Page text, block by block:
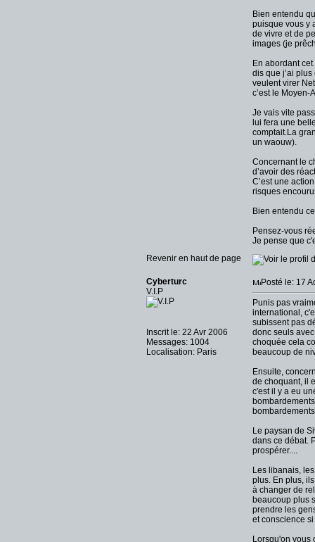
Bien entendu
puisque vous y
de vivre et de
images (je
En abordant
dis que j’ai
veulent virer
c’est le Moyen-
Je vais vite
lui fera une
comptait.La
un waouw).
Concernant le
d’avoir des
C’est une
risques
Bien entendu
Pensez-vous
Je pense que
Revenir en haut de page
Cyberturc
V.I.P
Inscrit le: 22 Avr 2006
Messages: 1004
Localisation: Paris
Posté le: 17
Punis pas
international,
subissent pas
donc seuls
choquée cela
beaucoup de
Ensuite,
de choquant, il
c'est il y a eu
Le paysan de
dans ce débat.
prospérer....
Les libanais,
plus. En plus,
à changer de
beaucoup plus
prendre les
et conscience
Lorsqu'on vous